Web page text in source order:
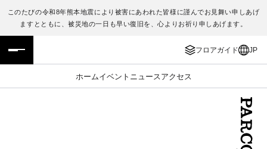
このたびの令和8年熊本地震により被害にあわれた皆様に謹んでお見舞い申しあげ
ますとともに、被災地の一日も早い復旧を、心よりお祈り申しあげます。
フロアガイド JP
ホームイベント ニュース アクセス
フロアガイド
施設案内・アクセス
ENGLISH
繁体字